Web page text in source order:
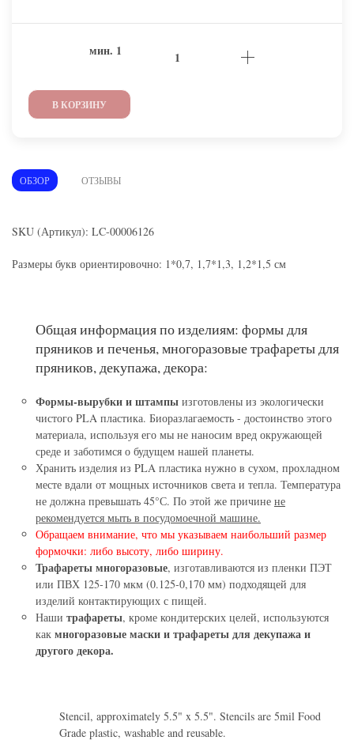
мин. 1
В КОРЗИНУ
ОБЗОР ОТЗЫВЫ
SKU (Артикул): LC-00006126
Размеры букв ориентировочно: 1*0,7, 1,7*1,3, 1,2*1,5 см
Общая информация по изделиям: формы для
пряников и печенья, многоразовые трафареты для
пряников, декупажа, декора:
Формы-вырубки и штампы изготовлены из экологически
чистого PLA пластика. Биоразлагаемость - достоинство этого
материала, используя его мы не наносим вред окружающей
среде и заботимся о будущем нашей планеты.
Хранить изделия из PLA пластика нужно в сухом, прохладном
месте вдали от мощных источников света и тепла. Температура
не должна превышать 45°С. По этой же причине не
рекомендуется мыть в посудомоечной машине.
Обращаем внимание, что мы указываем наибольший размер
формочки: либо высоту, либо ширину.
Трафареты многоразовые, изготавливаются из пленки ПЭТ
или ПВХ 125-170 мкм (0.125-0,170 мм) подходящей для
изделий контактирующих с пищей.
Наши трафареты, кроме кондитерских целей, используются
как многоразовые маски и трафареты для декупажа и
другого декора.
Stencil, approximately 5.5" x 5.5". Stencils are 5mil Food
Grade plastic, washable and reusable.